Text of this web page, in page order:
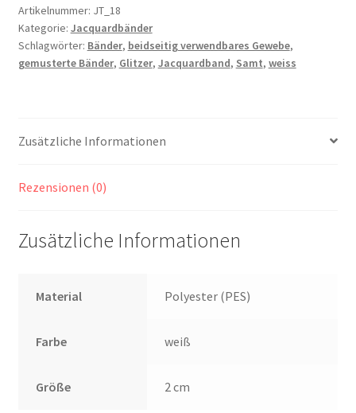
Samtbesatz,
Glitzer
Menge
Artikelnummer: JT_18
Kategorie: Jacquardbänder
Schlagwörter: Bänder, beidseitig verwendbares Gewebe,
gemusterte Bänder, Glitzer, Jacquardband, Samt, weiss
Zusätzliche Informationen
Rezensionen (0)
Zusätzliche Informationen
Material Polyester (PES)
Farbe weiß
Größe 2 cm